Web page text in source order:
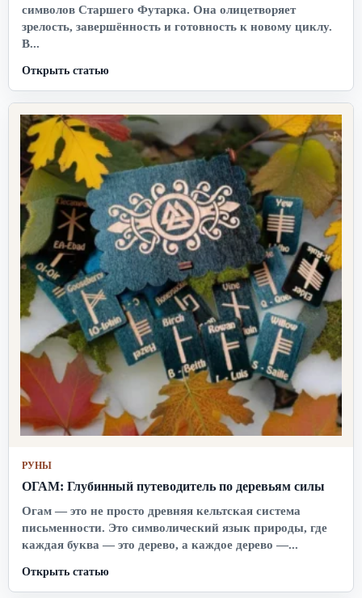
символов Старшего Футарка. Она олицетворяет
зрелость, завершённость и готовность к новому циклу.
В...
Открыть статью
РУНЫ
ОГАМ: Глубинный путеводитель по деревьям силы
Огам — это не просто древняя кельтская система
письменности. Это символический язык природы, где
каждая буква — это дерево, а каждое дерево —...
Открыть статью